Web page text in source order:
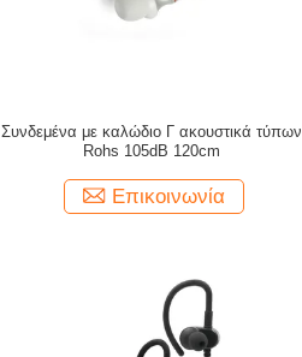
Συνδεμένα με καλώδιο Γ ακουστικά τύπων
Rohs 105dB 120cm
Επικοινωνία